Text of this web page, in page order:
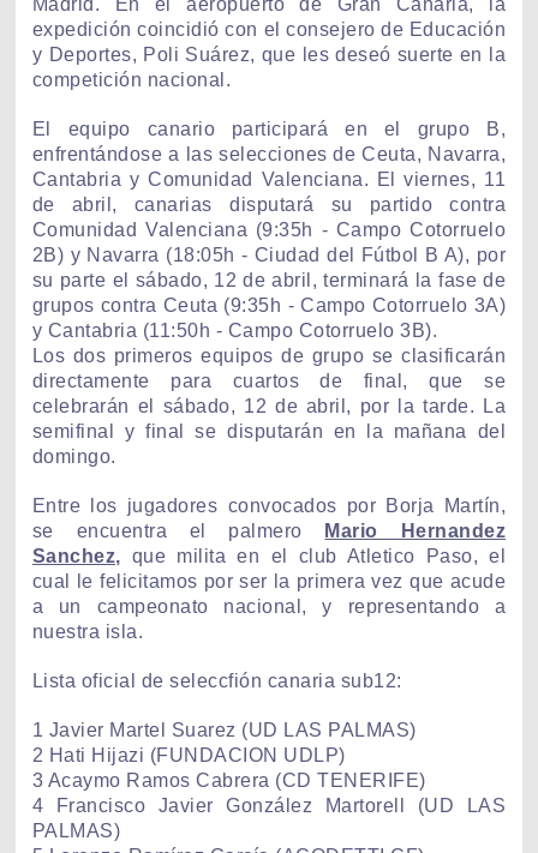
Madrid. En el aeropuerto de Gran Canaria, la
expedición coincidió con el consejero de Educación
y Deportes, Poli Suárez, que les deseó suerte en la
competición nacional.
El equipo canario participará en el grupo B,
enfrentándose a las selecciones de Ceuta, Navarra,
Cantabria y Comunidad Valenciana. El viernes, 11
de abril, canarias disputará su partido contra
Comunidad Valenciana (9:35h - Campo Cotorruelo
2B) y Navarra (18:05h - Ciudad del Fútbol B A), por
su parte el sábado, 12 de abril, terminará la fase de
grupos contra Ceuta (9:35h - Campo Cotorruelo 3A)
y Cantabria (11:50h - Campo Cotorruelo 3B).
Los dos primeros equipos de grupo se clasificarán
directamente para cuartos de final, que se
celebrarán el sábado, 12 de abril, por la tarde. La
semifinal y final se disputarán en la mañana del
domingo.
Entre los jugadores convocados por Borja Martín,
se encuentra el palmero
Mario Hernandez
Sanchez, que milita en el club Atletico Paso, el
cual le felicitamos por ser la primera vez que acude
a un campeonato nacional, y representando a
nuestra isla.
Lista oficial de seleccfión canaria sub12:
1 Javier Martel Suarez (UD LAS PALMAS)
2 Hati Hijazi (FUNDACION UDLP)
3 Acaymo Ramos Cabrera (CD TENERIFE)
4 Francisco Javier González Martorell (UD LAS
PALMAS)